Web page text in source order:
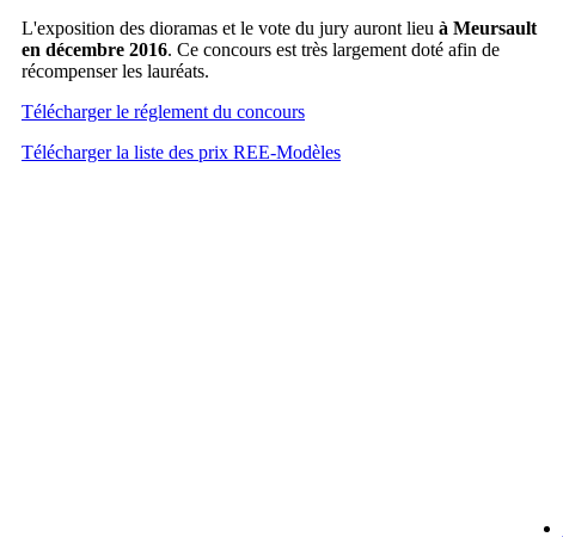
L'exposition des dioramas et le vote du jury auront lieu à Meursault
en décembre 2016. Ce concours est très largement doté afin de
récompenser les lauréats.
Télécharger le réglement du concours
Télécharger la liste des prix REE-Modèles